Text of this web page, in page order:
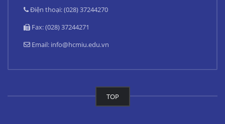
Điện thoại: (028) 37244270
Fax: (028) 37244271
Email: info@hcmiu.edu.vn
TOP